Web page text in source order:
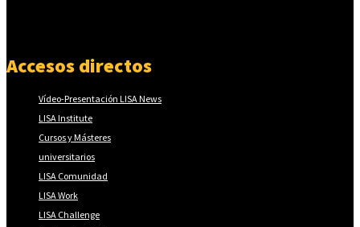
Accesos directos
Vídeo-Presentación LISA News
LISA Institute
Cursos y Másteres
universitarios
LISA Comunidad
LISA Work
LISA Challenge